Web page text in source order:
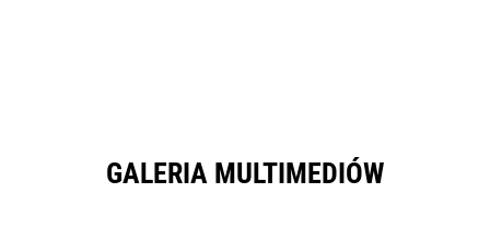
GALERIA MULTIMEDIÓW